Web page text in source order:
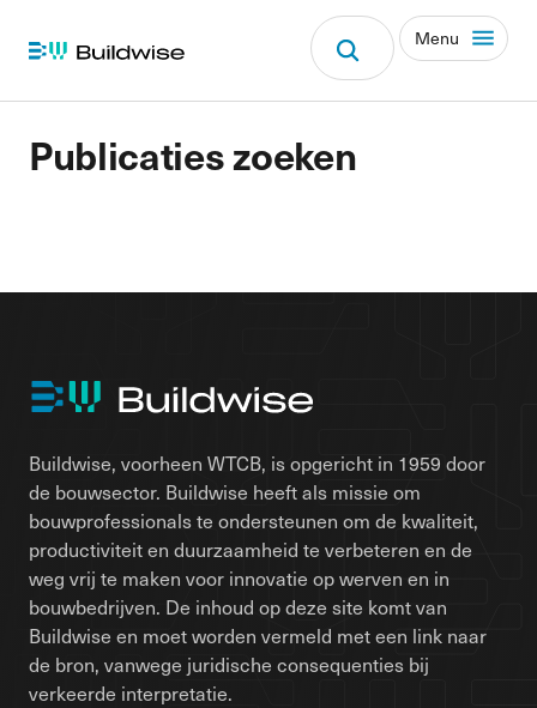
Menu
Publicaties zoeken
Buildwise, voorheen WTCB, is opgericht in 1959 door
de bouwsector. Buildwise heeft als missie om
bouwprofessionals te ondersteunen om de kwaliteit,
productiviteit en duurzaamheid te verbeteren en de
weg vrij te maken voor innovatie op werven en in
bouwbedrijven. De inhoud op deze site komt van
Buildwise en moet worden vermeld met een link naar
de bron, vanwege juridische consequenties bij
verkeerde interpretatie.